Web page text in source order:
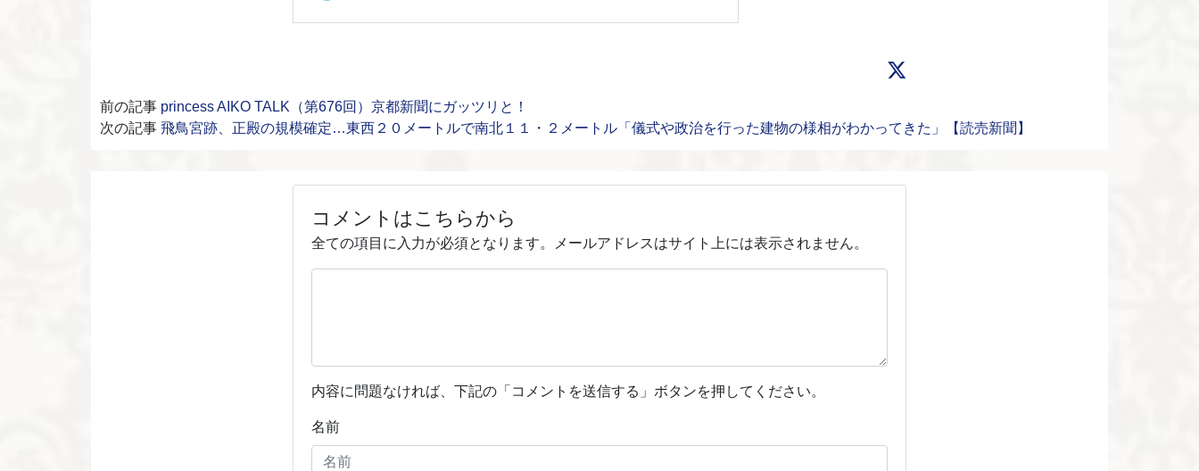
前の記事 princess AIKO TALK（第676回）京都新聞にガッツリと！
次の記事 飛鳥宮跡、正殿の規模確定…東西２０メートルで南北１１・２メートル「儀式や政治を行った建物の様相がわかってきた」【読売新聞】
コメントはこちらから
全ての項目に入力が必須となります。メールアドレスはサイト上には表示されません。
内容に問題なければ、下記の「コメントを送信する」ボタンを押してください。
名前